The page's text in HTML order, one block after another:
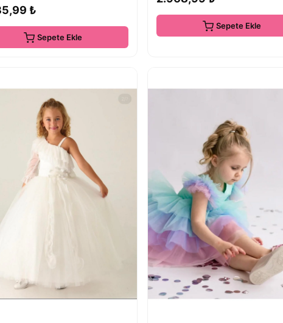
₺
Sepete Ekle
Sepete Ekle